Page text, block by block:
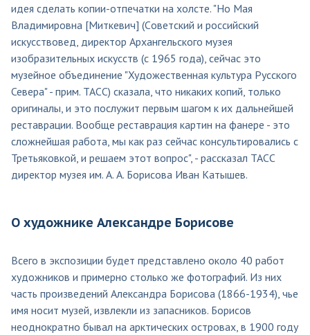
идея сделать копии-отпечатки на холсте. "Но Мая
Владимировна [Миткевич] (Cоветский и российский
искусствовед, директор Архангельского музея
изобразительных искусств (с 1965 года), сейчас это
музейное объединение "Художественная культура Русского
Севера" - прим. ТАСС) сказала, что никаких копий, только
оригиналы, и это послужит первым шагом к их дальнейшей
реставрации. Вообще реставрация картин на фанере - это
сложнейшая работа, мы как раз сейчас консультировались с
Третьяковкой, и решаем этот вопрос", - рассказал ТАСС
директор музея им. А. А. Борисова Иван Катышев.
О художнике Александре Борисове
Всего в экспозиции будет представлено около 40 работ
художников и примерно столько же фотографий. Из них
часть произведений Александра Борисова (1866-1934), чье
имя носит музей, извлекли из запасников. Борисов
неоднократно бывал на арктических островах, в 1900 году